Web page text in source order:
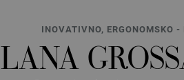
INOVATIVNO, ERGONOMSKO
LANA